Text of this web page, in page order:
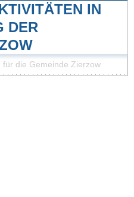
IN
DER
für die Gemeinde Zierzow